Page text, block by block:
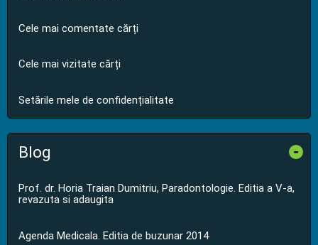
Cele mai comentate cărți
Cele mai vizitate cărți
Setările mele de confidențialitate
Blog -
Prof. dr. Horia Traian Dumitriu, Paradontologie. Editia a V-a,
revazuta si adaugita
Agenda Medicala. Editia de buzunar 2014